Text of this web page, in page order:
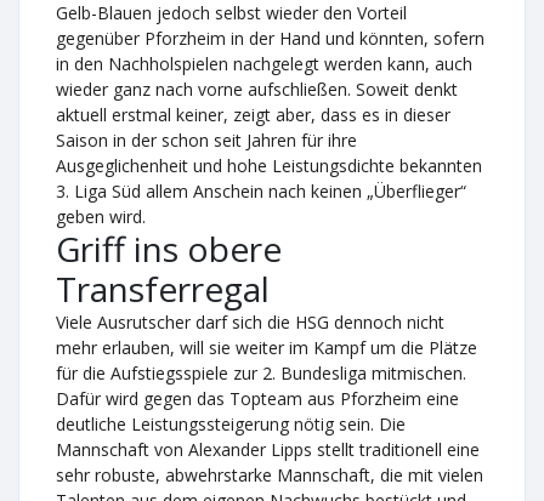
Gelb-Blauen jedoch selbst wieder den Vorteil
gegenüber Pforzheim in der Hand und könnten, sofern
in den Nachholspielen nachgelegt werden kann, auch
wieder ganz nach vorne aufschließen. Soweit denkt
aktuell erstmal keiner, zeigt aber, dass es in dieser
Saison in der schon seit Jahren für ihre
Ausgeglichenheit und hohe Leistungsdichte bekannten
3. Liga Süd allem Anschein nach keinen „Überflieger“
geben wird.
Griff ins obere
Transferregal
Viele Ausrutscher darf sich die HSG dennoch nicht
mehr erlauben, will sie weiter im Kampf um die Plätze
für die Aufstiegsspiele zur 2. Bundesliga mitmischen.
Dafür wird gegen das Topteam aus Pforzheim eine
deutliche Leistungssteigerung nötig sein. Die
Mannschaft von Alexander Lipps stellt traditionell eine
sehr robuste, abwehrstarke Mannschaft, die mit vielen